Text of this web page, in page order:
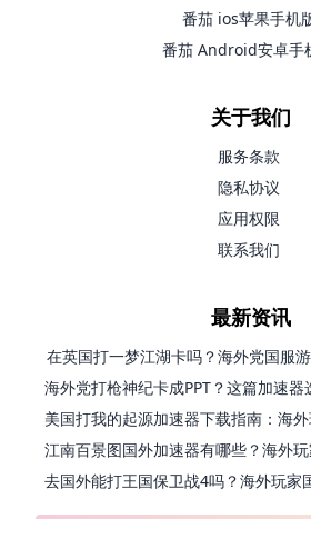
番茄 ios苹果手机
番茄 Android安卓手
关于我们
服务条款
隐私协议
应用权限
联系我们
最新资讯
在英国打一梦江湖卡吗？海外党国服